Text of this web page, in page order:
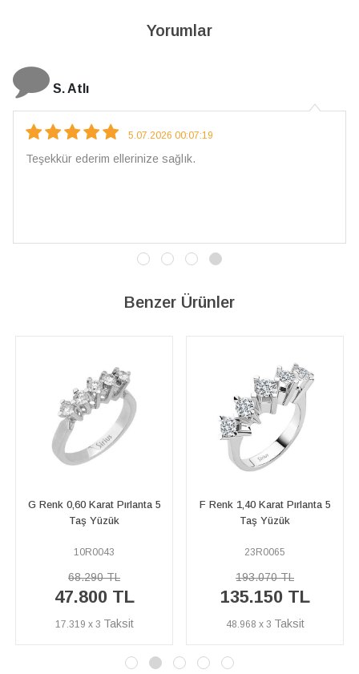
Yorumlar
S. Atlı
5.07.2026 00:07:19
Teşekkür ederim ellerinize sağlık.
Benzer Ürünler
G Renk 0,60 Karat Pırlanta 5
Taş Yüzük
10R0043
68.290 TL
47.800 TL
17.319 x 3
F Renk 1,40 Karat Pırlanta 5
Taş Yüzük
23R0065
193.070 TL
135.150 TL
48.968 x 3